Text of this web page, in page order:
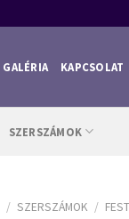
GALÉRIA KAPCSOLAT
SZERSZÁMOK
/ SZERSZÁMOK /